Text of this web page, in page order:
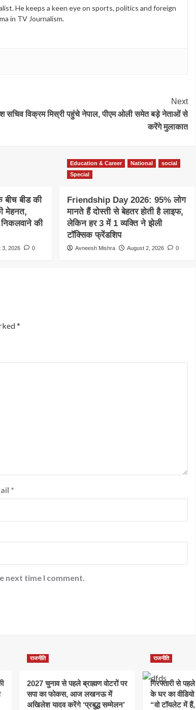
He keeps a keen eye on sports, politics and foreign
in TV Journalism.
Next
सचिव विक्रम मिस्री पहुंचे नेपाल, पीएम ओली समेत बड़े नेताओं से
करेंगे मुलाकात
बीच बीड की
मेहनत,
की
3, 2026 0
Education & Career National
social
Special
Friendship Day 2026: 95% लोग
मानते हैं दोस्ती से बेहतर होती है लाइफ,
लेकिन हर 3 में 1 व्यक्ति ने झेली
टॉक्सिक फ्रेंडशिप
Avneesh Mishra August 2, 2026 0
*
*
next time I comment.
राजनीति
2027 चुनाव से पहले ब्राह्मण वोटरों पर
सपा का फोकस, आज लखनऊ में
अखिलेश यादव करेंगे ‘प्रबुद्ध सम्मेलन’
राजनीति
गिरफ्तारी से
के घर का वीडियो
“वो टॉयलेट में